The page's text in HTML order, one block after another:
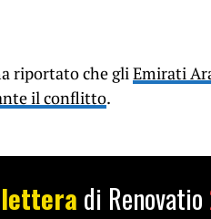
riportato che gliEmirati
il conflitto.
di Renovatio